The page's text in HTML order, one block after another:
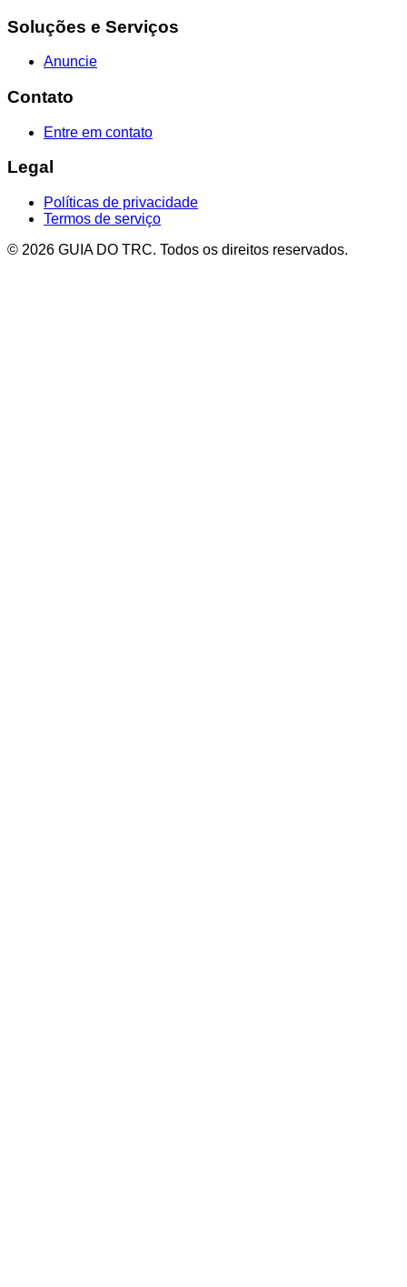
Soluções e Serviços
Anuncie
Contato
Entre em contato
Legal
Políticas de privacidade
Termos de serviço
© 2026 GUIA DO TRC. Todos os direitos reservados.